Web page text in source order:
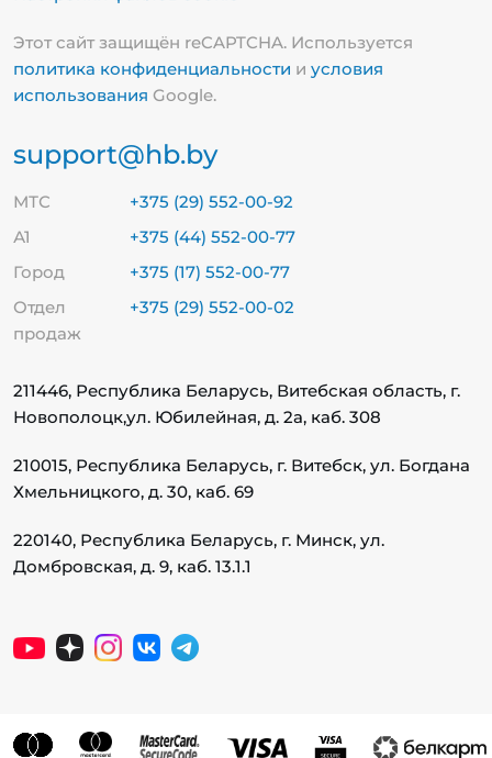
Этот сайт защищён reCAPTCHA. Используется
политика конфиденциальности и условия
использования Google.
support@hb.by
МТС
+375 (29) 552-00-92
А1
+375 (44) 552-00-77
Город
+375 (17) 552-00-77
Отдел
продаж
+375 (29) 552-00-02
211446, Республика Беларусь, Витебская область, г.
Новополоцк,ул. Юбилейная, д. 2а, каб. 308
210015, Республика Беларусь, г. Витебск, ул. Богдана
Хмельницкого, д. 30, каб. 69
220140, Республика Беларусь, г. Минск, ул.
Домбровская, д. 9, каб. 13.1.1